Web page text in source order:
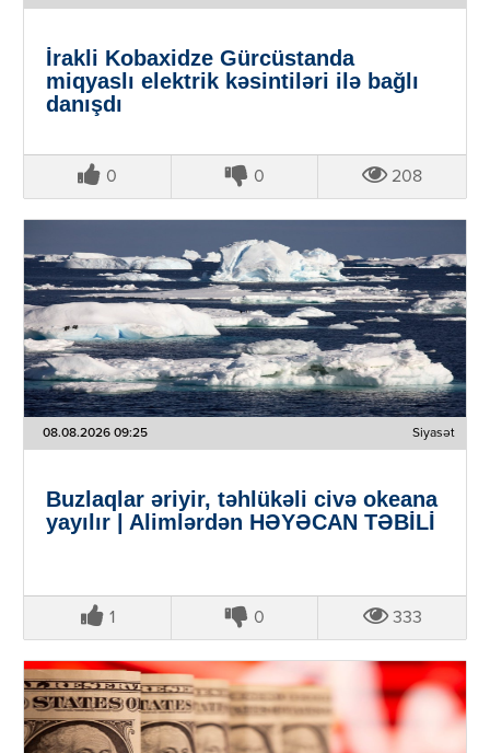
İrakli Kobaxidze Gürcüstanda
miqyaslı elektrik kəsintiləri ilə bağlı
danışdı
0 0 208
08.08.2026 09:25 Siyasət
Buzlaqlar əriyir, təhlükəli civə okeana
yayılır | Alimlərdən HƏYƏCAN TƏBİLİ
1 0 333